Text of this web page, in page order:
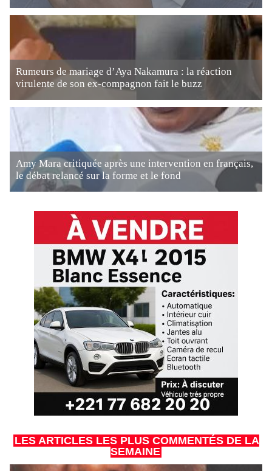
Rumeurs de mariage d’Aya Nakamura : la réaction
virulente de son ex-compagnon fait le buzz
Amy Mara critiquée après une intervention en français,
le débat relancé sur la forme et le fond
LES ARTICLES LES PLUS COMMENTÉS DE LA
SEMAINE